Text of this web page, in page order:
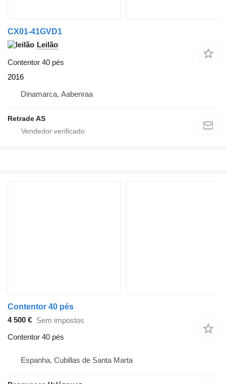
CX01-41GVD1
Leilão
Contentor 40 pés
2016
Dinamarca, Aabenraa
Retrade AS
Contentor 40 pés
4 500 € Sem impostos
Contentor 40 pés
Espanha, Cubillas de Santa Marta